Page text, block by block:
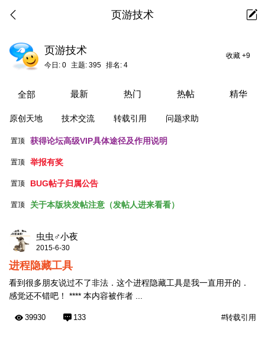
页游技术
收藏 +9
页游技术
今日: 0 主题: 395 排名: 4
全部 最新 热门 热帖 精华
原创天地 技术交流 转载引用 问题求助
置顶 获得论坛高级VIP具体途径及作用说明
置顶 举报有奖
置顶 BUG帖子归属公告
置顶 关于本版块发帖注意（发帖人进来看看）
虫虫♂小夜
2015-6-30
进程隐藏工具
看到很多朋友说过不了非法．这个进程隐藏工具是我一直用开的．
感觉还不错吧！ **** 本内容被作者 ...
#转载引用
39930 133